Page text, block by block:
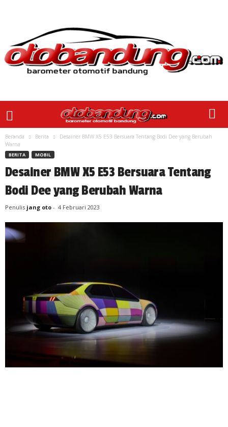
Beranda Berita
Desainer BMW X5 E53 Bersuara Tentang Bodi Dee yang Berubah
Warna
BERITA MOBIL
Desainer BMW X5 E53 Bersuara Tentang
Bodi Dee yang Berubah Warna
Penulis jang oto - 4 Februari 2023